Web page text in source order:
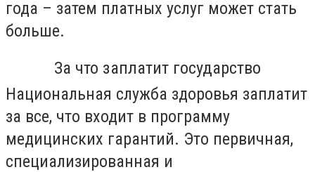
года – затем платных услуг может стать
больше.
За что заплатит государство
Национальная служба здоровья заплатит
за все, что входит в программу
медицинских гарантий. Это первичная,
специализированная и